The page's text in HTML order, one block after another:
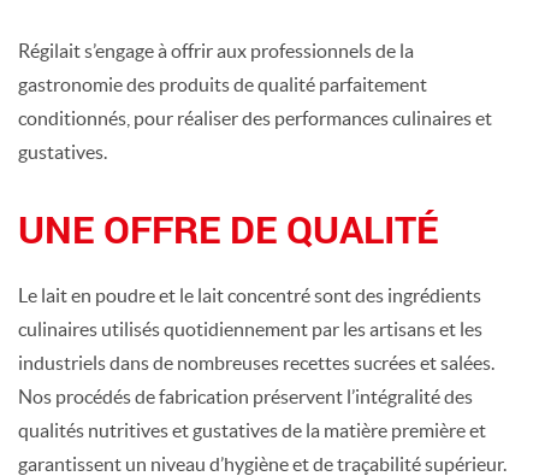
Régilait s’engage à offrir aux professionnels de la
gastronomie des produits de qualité parfaitement
conditionnés, pour réaliser des performances culinaires et
gustatives.
UNE OFFRE DE QUALITÉ
Le lait en poudre et le lait concentré sont des ingrédients
culinaires utilisés quotidiennement par les artisans et les
industriels dans de nombreuses recettes sucrées et salées.
Nos procédés de fabrication préservent l’intégralité des
qualités nutritives et gustatives de la matière première et
garantissent un niveau d’hygiène et de traçabilité supérieur.